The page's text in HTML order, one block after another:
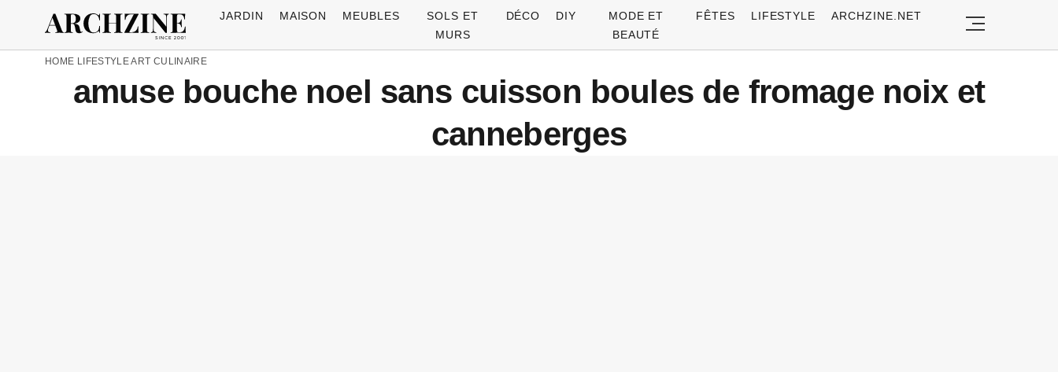
JARDIN MAISON MEUBLES
SOLS ET
MURS
DÉCO DIY
MODE ET
BEAUTÉ
FÊTES LIFESTYLE ARCHZINE.NET
HOME LIFESTYLEART CULINAIRE
аmuse bouche noel sans cuisson boules de fromage noix et
canneberges